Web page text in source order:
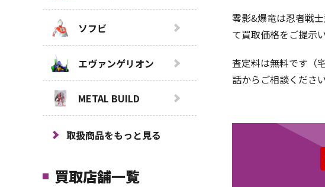
零影&爆竜は忍者戦
て買取価格をご提示
査定料は無料です（
話からご相談ください
ソフビ
エヴァンゲリオン
METAL BUILD
取扱商品をもっと見る
買取店舗一覧